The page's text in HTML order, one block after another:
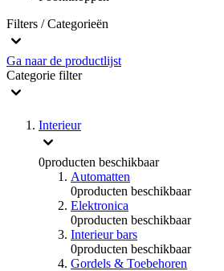
Filters / Categorieën
Ga naar de productlijst
Categorie filter
Interieur
0producten beschikbaar
Automatten
0producten beschikbaar
Elektronica
0producten beschikbaar
Interieur bars
0producten beschikbaar
Gordels & Toebehoren